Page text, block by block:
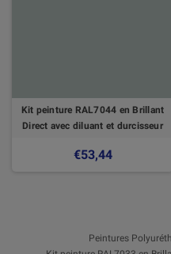
Kit peinture RAL7044 en Brillant
Direct avec diluant et durcisseur
€53,44
Peintures